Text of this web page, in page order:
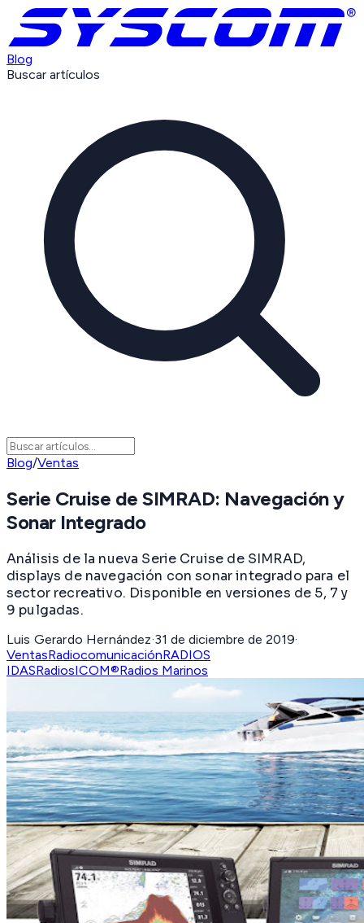
Blog
Buscar artículos
Blog/Ventas
Serie Cruise de SIMRAD: Navegación y
Sonar Integrado
Análisis de la nueva Serie Cruise de SIMRAD,
displays de navegación con sonar integrado para el
sector recreativo. Disponible en versiones de 5, 7 y
9 pulgadas.
Luis Gerardo Hernández·31 de diciembre de 2019·
VentasRadiocomunicaciónRADIOS
IDASRadiosICOM®Radios Marinos